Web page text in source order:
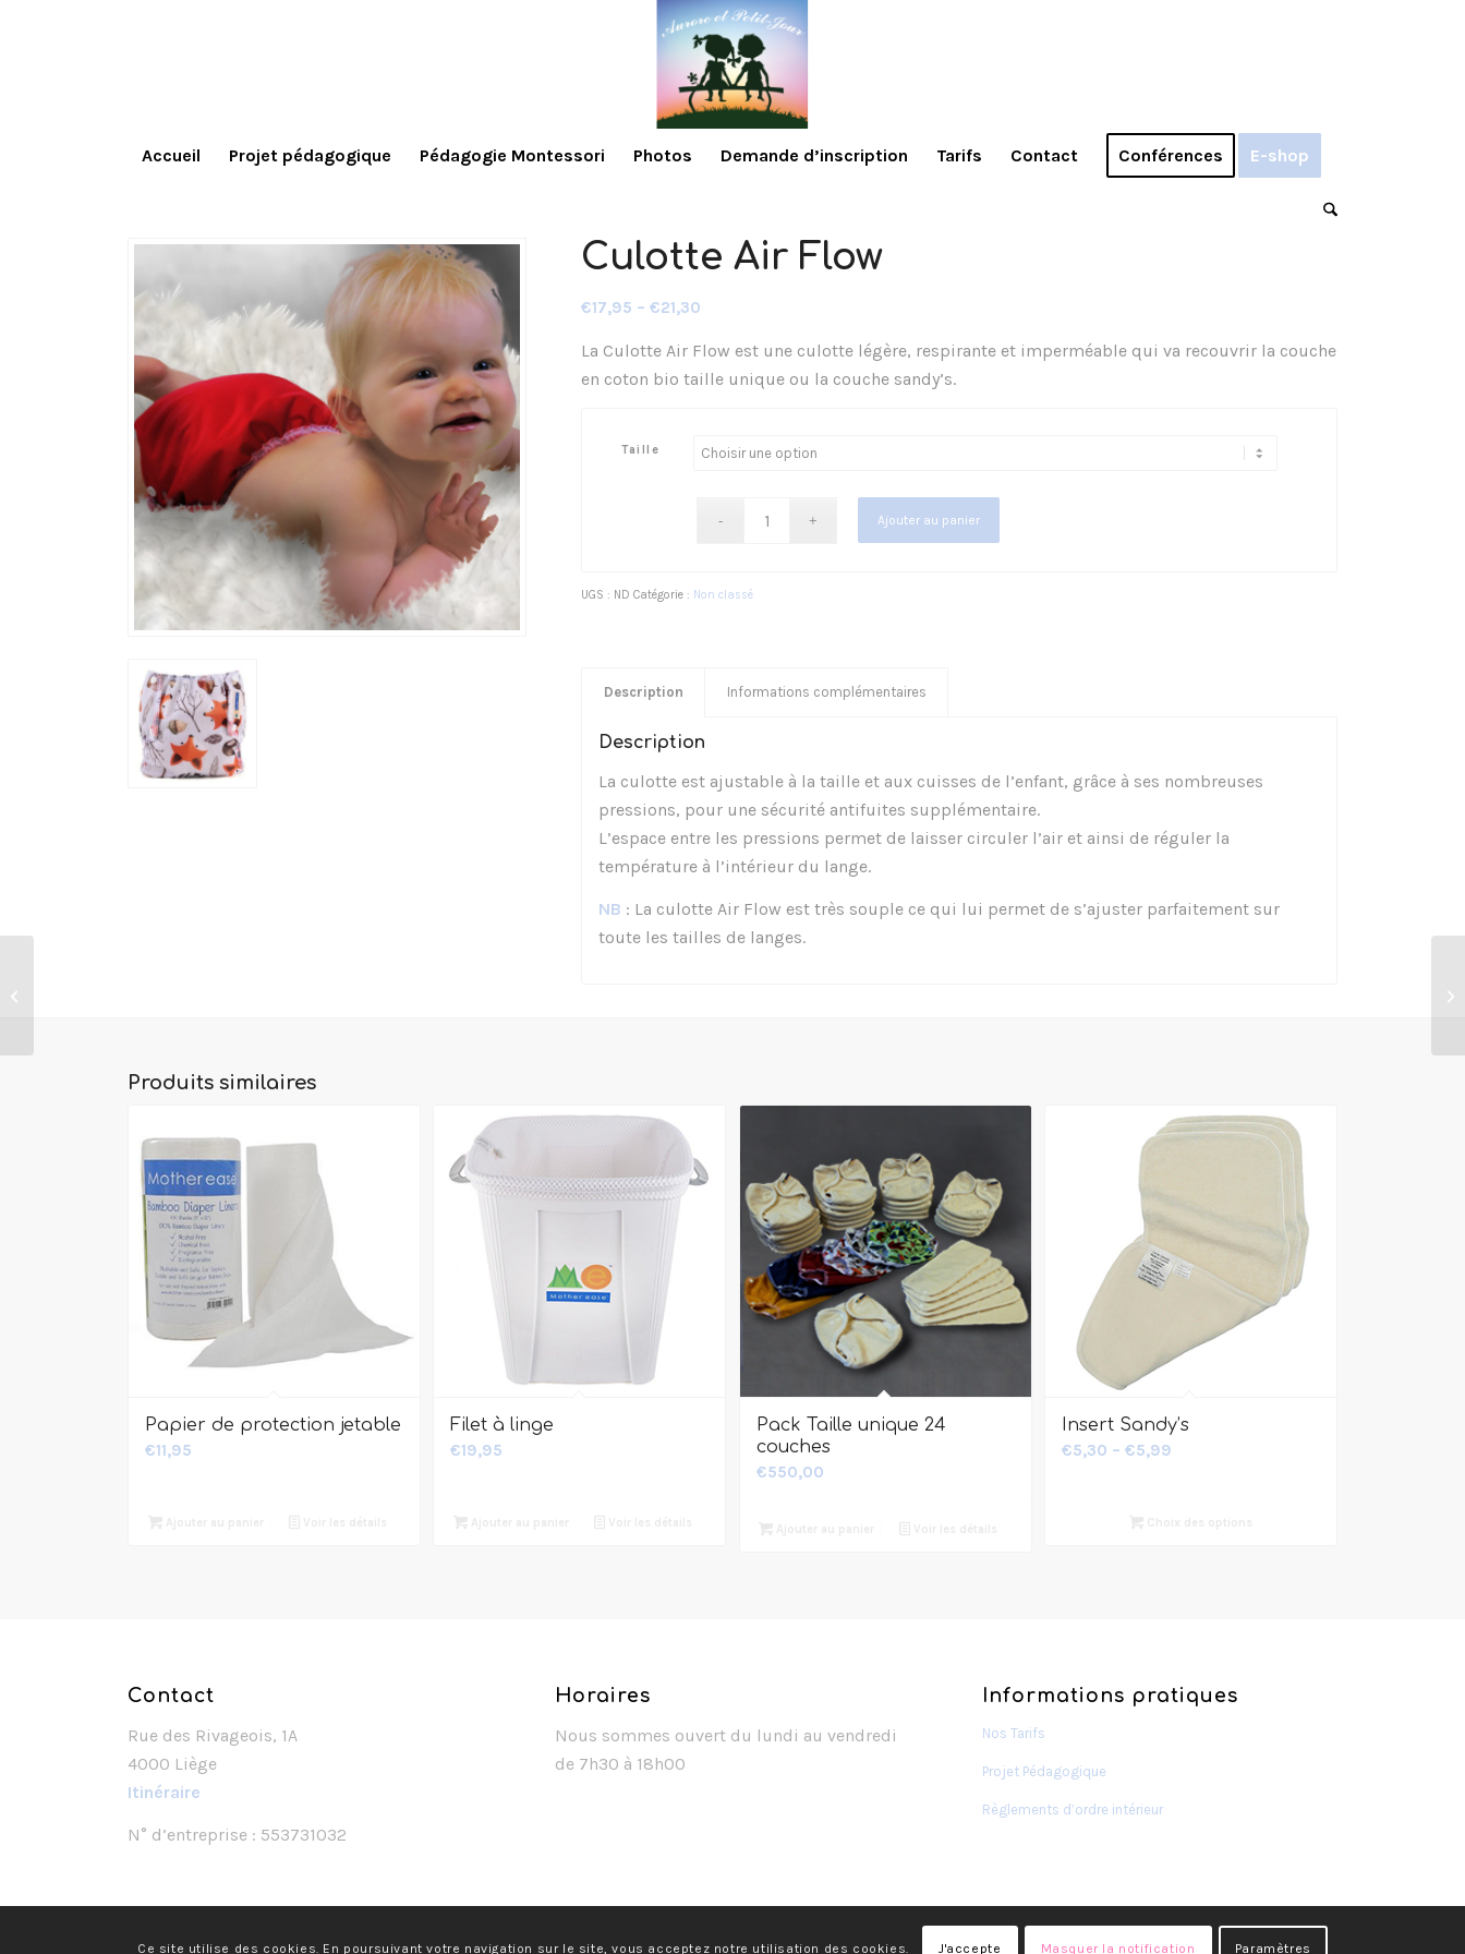
Accueil Projet pédagogique Pédagogie Montessori Photos Demande d’inscription Tarifs Contact Conférences E-shop
Culotte Air Flow
€17,95 –€21,30
La Culotte Air Flow est une culotte légère, respirante et imperméable qui va recouvrir la couche
en coton bio taille unique ou la couche sandy’s.
Taille
Ajouter au panier
UGS : ND Catégorie : Non classé
Description Informations complémentaires
Description
La culotte est ajustable à la taille et aux cuisses de l’enfant, grâce à ses nombreuses
pressions, pour une sécurité antifuites supplémentaire.
L’espace entre les pressions permet de laisser circuler l’air et ainsi de réguler la
température à l’intérieur du lange.
NB : La culotte Air Flow est très souple ce qui lui permet de s’ajuster parfaitement sur
toute les tailles de langes.
Produits similaires
Papier de protection jetable
€11,95
Filet à linge
€19,95
Pack Taille unique 24
couches
€550,00
Insert Sandy’s
€5,30 – €5,99
Contact
Rue des Rivageois, 1A
4000 Liège
Itinéraire
N° d’entreprise : 553731032
Horaires
Nous sommes ouvert du lundi au vendredi
de 7h30 à 18h00
Informations pratiques
Nos Tarifs
Projet Pédagogique
Règlements d’ordre intérieur
Ce site utilise des cookies. En poursuivant votre navigation sur le site, vous acceptez notre utilisation des cookies. J'accepte Masquer la notification Paramètres